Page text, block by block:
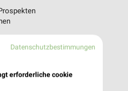
Datenschutzbestimmungen
erforderliche cookie